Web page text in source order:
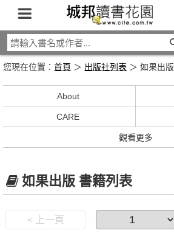
您現在位置： 首頁 ＞ 出版社列表 ＞ 如果出版
About
CARE
觀看更多
如果出版 書籍列表
< 上一頁